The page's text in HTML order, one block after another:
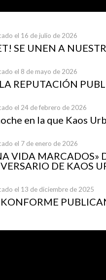
el 16 de julio de 2026
SE UNEN A
el 8 de mayo de 2026
REPUTACIÓN
el 24 de febrero de 2026
en la que Kaos
el 7 de enero de 2026
VIDA MARCADOS»
DE KAOS
el 13 de diciembre de 2025